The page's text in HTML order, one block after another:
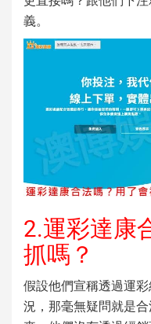
義。
2.運彩達康
抓嗎？
假設他們宣稱透過運
況，那毫無疑問就是